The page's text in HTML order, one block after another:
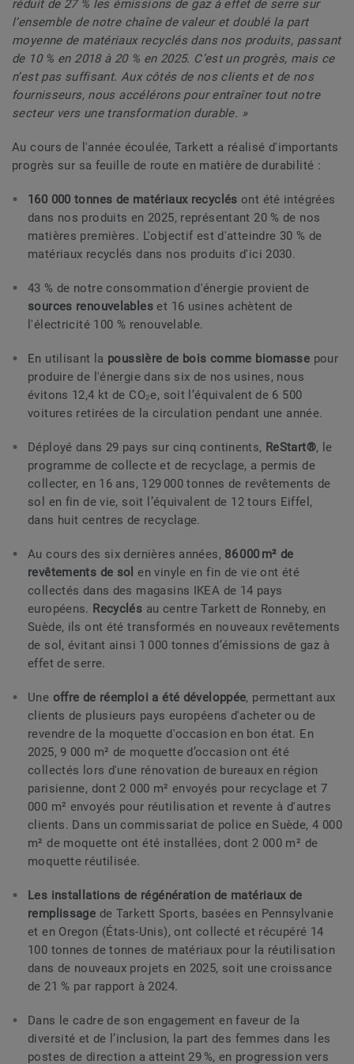
réduit de 27 % les émissions de gaz à effet de serre sur
l’ensemble de notre chaîne de valeur et doublé la part
moyenne de matériaux recyclés dans nos produits, passant
de 10 % en 2018 à 20 % en 2025. C’est un progrès, mais ce
n’est pas suffisant. Aux côtés de nos clients et de nos
fournisseurs, nous accélérons pour entraîner tout notre
secteur vers une transformation durable. »
Au cours de l'année écoulée, Tarkett a réalisé d'importants
progrès sur sa feuille de route en matière de durabilité :
160 000 tonnes de matériaux recyclésont été intégrées
dans nos produits en 2025, représentant 20 % de nos
matières premières. L'objectif est d'atteindre 30 % de
matériaux recyclés dans nos produits d'ici 2030.
43 % de notre consommation d'énergie provient de
sources renouvelableset 16 usines achètent de
l'électricité 100 % renouvelable.
En utilisant la poussière de bois comme biomasse pour
produire de l'énergie dans six de nos usines, nous
évitons 12,4 kt de CO₂e, soit l’équivalent de 6 500
voitures retirées de la circulation pendant une année.
Déployé dans 29 pays sur cinq continents, ReStart®, le
programme de collecte et de recyclage, a permis de
collecter, en 16 ans, 129 000 tonnes de revêtements de
sol en fin de vie, soit l’équivalent de 12 tours Eiffel,
dans huit centres de recyclage.
Au cours des six dernières années, 86 000 m² de
revêtements de sol en vinyle en fin de vie ont été
collectés dans des magasins IKEA de 14 pays
européens. Recyclés au centre Tarkett de Ronneby, en
Suède, ils ont été transformés en nouveaux revêtements
de sol, évitant ainsi 1 000 tonnes d’émissions de gaz à
effet de serre.
Une offre de réemploi a été développée, permettant aux
clients de plusieurs pays européens d'acheter ou de
revendre de la moquette d'occasion en bon état. En
2025, 9 000 m² de moquette d’occasion ont été
collectés lors d'une rénovation de bureaux en région
parisienne, dont 2 000 m² envoyés pour recyclage et 7
000 m² envoyés pour réutilisation et revente à d'autres
clients. Dans un commissariat de police en Suède, 4 000
m² de moquette ont été installées, dont 2 000 m² de
moquette réutilisée.
Les installations de régénération de matériaux de
remplissage de Tarkett Sports, basées en Pennsylvanie
et en Oregon (États-Unis), ont collecté et récupéré 14
100 tonnes de tonnes de matériaux pour la réutilisation
dans de nouveaux projets en 2025, soit une croissance
de 21 % par rapport à 2024.
Dans le cadre de son engagement en faveur de la
diversité et de l’inclusion, la part des femmes dans les
postes de direction a atteint 29 %, en progression vers